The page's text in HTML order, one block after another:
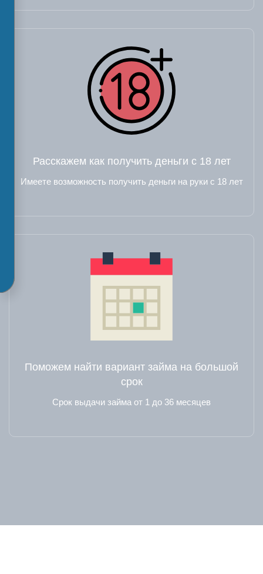
Расскажем как получить деньги с 18 лет
Имеете возможность получить деньги на руки с 18 лет
Поможем найти вариант займа на большой
срок
Срок выдачи займа от 1 до 36 месяцев